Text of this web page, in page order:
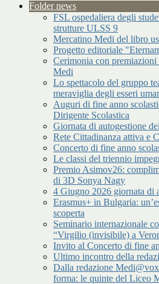
Folder news
FSL ospedaliera degli
strutture ULSS 9
Mercatino Medi del libro
Progetto editoriale
Cerimonia con
Medi
Lo spettacolo del gruppo
meraviglia degli esseri
Auguri di fine anno
Dirigente Scolastica
Giornata di autogestione
Rete Cittadinanza attiva e
Concerto di fine anno
Le classi del triennio
Premio Asimov26:
di 3D Sonya Nagy
4 Giugno 2026 giornata di
Erasmus+ in Bulgaria:
scoperta
Seminario internazionale
“Virgilio (invisibile) a
Invito al Concerto di fine
Ultimo incontro della
Dalla redazione
forma: le quinte del Liceo